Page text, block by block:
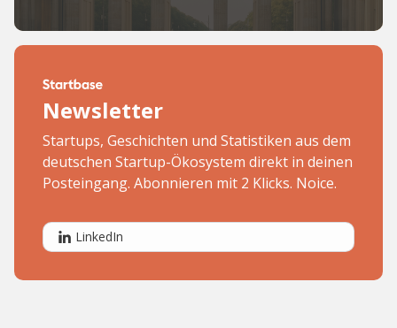
Newsletter
Startups, Geschichten und Statistiken aus dem
deutschen Startup-Ökosystem direkt in deinen
Posteingang. Abonnieren mit 2 Klicks. Noice.
LinkedIn